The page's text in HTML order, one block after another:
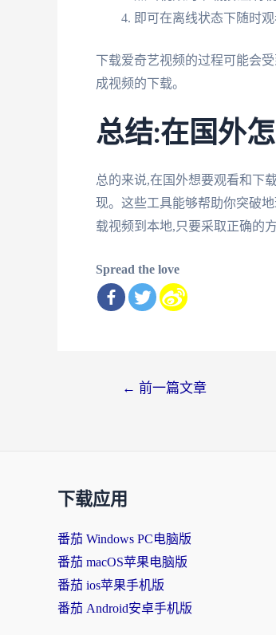
即可在离线状态下随时
下载爱奇艺视频的过程可能会
成视频的下载。
总结:在国外
总的来说,在国外想要观看和下
现。这些工具能够帮助你突破
载视频到本地,只要采取正确的
Spread the love
← 前一篇文章
下载应用
番茄 Windows PC电脑版
番茄 macOS苹果电脑版
番茄 ios苹果手机版
番茄 Android安卓手机版